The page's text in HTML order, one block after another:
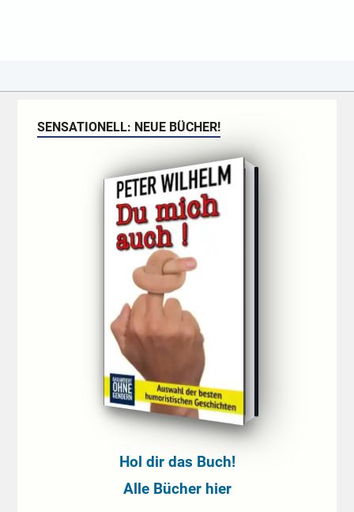
SENSATIONELL: NEUE BÜCHER!
Hol dir das Buch!
Alle Bücher hier